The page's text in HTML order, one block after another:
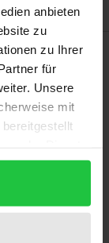
anbieten
zu
zu Ihrer
für
Unsere
mit
Forschung
bietet die
Daten